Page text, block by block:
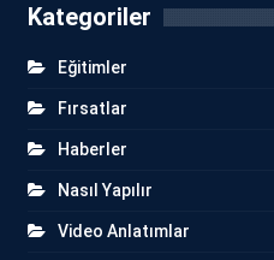
Kategoriler
Eğitimler
Fırsatlar
Haberler
Nasıl Yapılır
Video Anlatımlar